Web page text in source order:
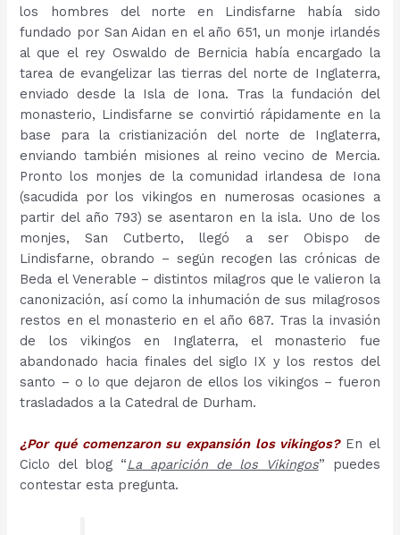
los hombres del norte en Lindisfarne había sido
fundado por San Aidan en el año 651, un monje irlandés
al que el rey Oswaldo de Bernicia había encargado la
tarea de evangelizar las tierras del norte de Inglaterra,
enviado desde la Isla de Iona. Tras la fundación del
monasterio, Lindisfarne se convirtió rápidamente en la
base para la cristianización del norte de Inglaterra,
enviando también misiones al reino vecino de Mercia.
Pronto los monjes de la comunidad irlandesa de Iona
(sacudida por los vikingos en numerosas ocasiones a
partir del año 793) se asentaron en la isla. Uno de los
monjes, San Cutberto, llegó a ser Obispo de
Lindisfarne, obrando – según recogen las crónicas de
Beda el Venerable – distintos milagros que le valieron la
canonización, así como la inhumación de sus milagrosos
restos en el monasterio en el año 687. Tras la invasión
de los vikingos en Inglaterra, el monasterio fue
abandonado hacia finales del siglo IX y los restos del
santo – o lo que dejaron de ellos los vikingos – fueron
trasladados a la Catedral de Durham.
¿Por qué comenzaron su expansión los vikingos? En el
Ciclo del blog “La aparición de los Vikingos” puedes
contestar esta pregunta.